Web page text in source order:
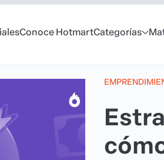
Conoce HotmartCategorías